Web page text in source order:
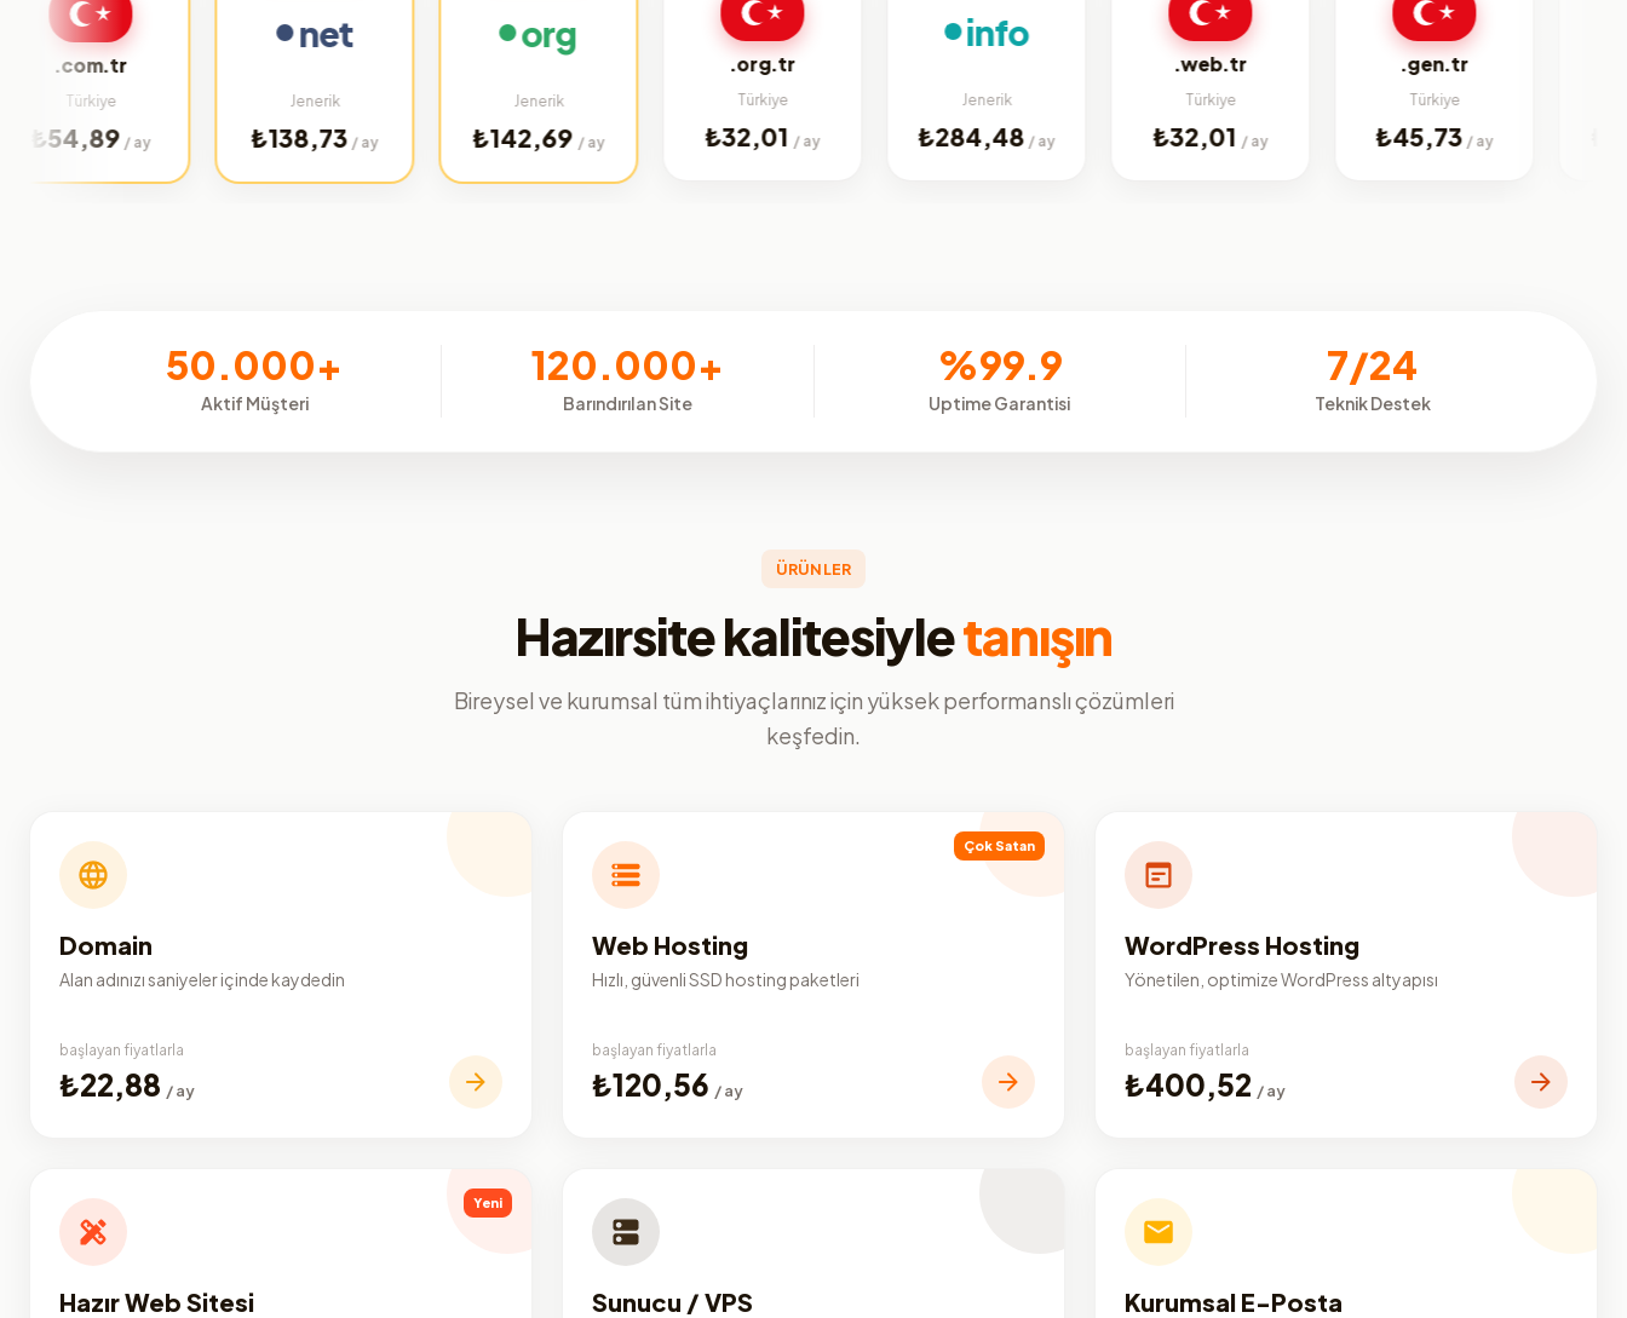
/ ay
net
₺138,73 / ay
org
₺142,69 / ay
.org.tr
₺32,01 / ay
info
₺284,48 / ay
.web.tr
₺32,01 / ay
.gen.tr
₺45,73 / ay
50.000+
Aktif Müşteri
120.000+
Barındırılan Site
%99.9
Uptime Garantisi
7/24
Teknik Destek
ÜRÜNLER
Hazırsite kalitesiyletanışın
Bireysel ve kurumsal tüm ihtiyaçlarınız için yüksek performanslı çözümleri
keşfedin.
Domain
Alan adınızı saniyeler içinde kaydedin
başlayan fiyatlarla
₺22,88 / ay
Çok Satan
Web Hosting
Hızlı, güvenli SSD hosting paketleri
başlayan fiyatlarla
₺120,56 / ay
WordPress Hosting
Yönetilen, optimize WordPress altyapısı
başlayan fiyatlarla
₺400,52 / ay
Yeni
Hazır Web Sitesi Sunucu / VPS Kurumsal E-Posta